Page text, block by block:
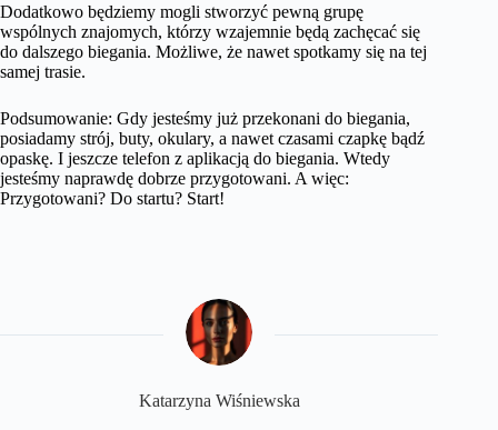
Dodatkowo będziemy mogli stworzyć pewną grupę
wspólnych znajomych, którzy wzajemnie będą zachęcać się
do dalszego biegania. Możliwe, że nawet spotkamy się na tej
samej trasie.
Podsumowanie: Gdy jesteśmy już przekonani do biegania,
posiadamy strój, buty, okulary, a nawet czasami czapkę bądź
opaskę. I jeszcze telefon z aplikacją do biegania. Wtedy
jesteśmy naprawdę dobrze przygotowani. A więc:
Przygotowani? Do startu? Start!
Katarzyna Wiśniewska